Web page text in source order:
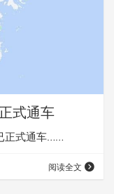
式通车
正式通车……
阅读全文